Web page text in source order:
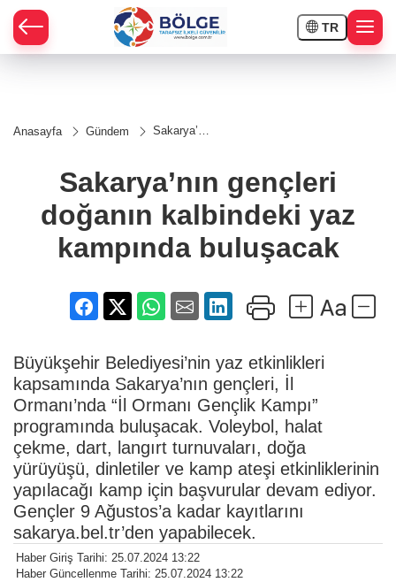
TR
Anasayfa Gündem
Sakarya’nın
kalbindeki
yaz
buluşacak
Sakarya’nın gençleri
doğanın kalbindeki yaz
kampında buluşacak
Büyükşehir Belediyesi’nin yaz etkinlikleri
kapsamında Sakarya’nın gençleri, İl
Ormanı’nda “İl Ormanı Gençlik Kampı”
programında buluşacak. Voleybol, halat
çekme, dart, langırt turnuvaları, doğa
yürüyüşü, dinletiler ve kamp ateşi etkinliklerinin
yapılacağı kamp için başvurular devam ediyor.
Gençler 9 Ağustos’a kadar kayıtlarını
sakarya.bel.tr’den yapabilecek.
Haber Giriş Tarihi: 25.07.2024 13:22
Haber Güncellenme Tarihi: 25.07.2024 13:22